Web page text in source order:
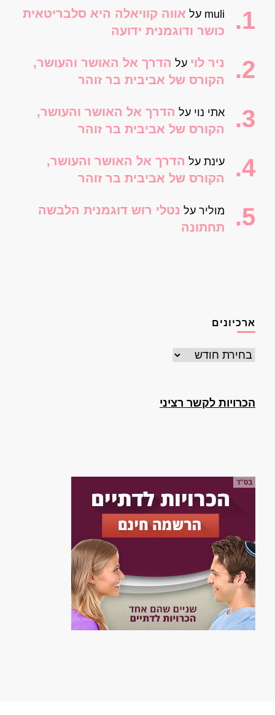
muli על אווה קוויאלה היא סלבריטאית
כושר ודוגמנית ידועה
ניר לוי על הדרך אל האושר והעושר,
הקורס של אביבית בר זוהר
אתי נוי על הדרך אל האושר והעושר,
הקורס של אביבית בר זוהר
עינת על הדרך אל האושר והעושר,
הקורס של אביבית בר זוהר
מוליר על נטלי רוש דוגמנית הלבשה
תחתונה
ארכיונים
ארכיונים
הכרויות לקשר רציני